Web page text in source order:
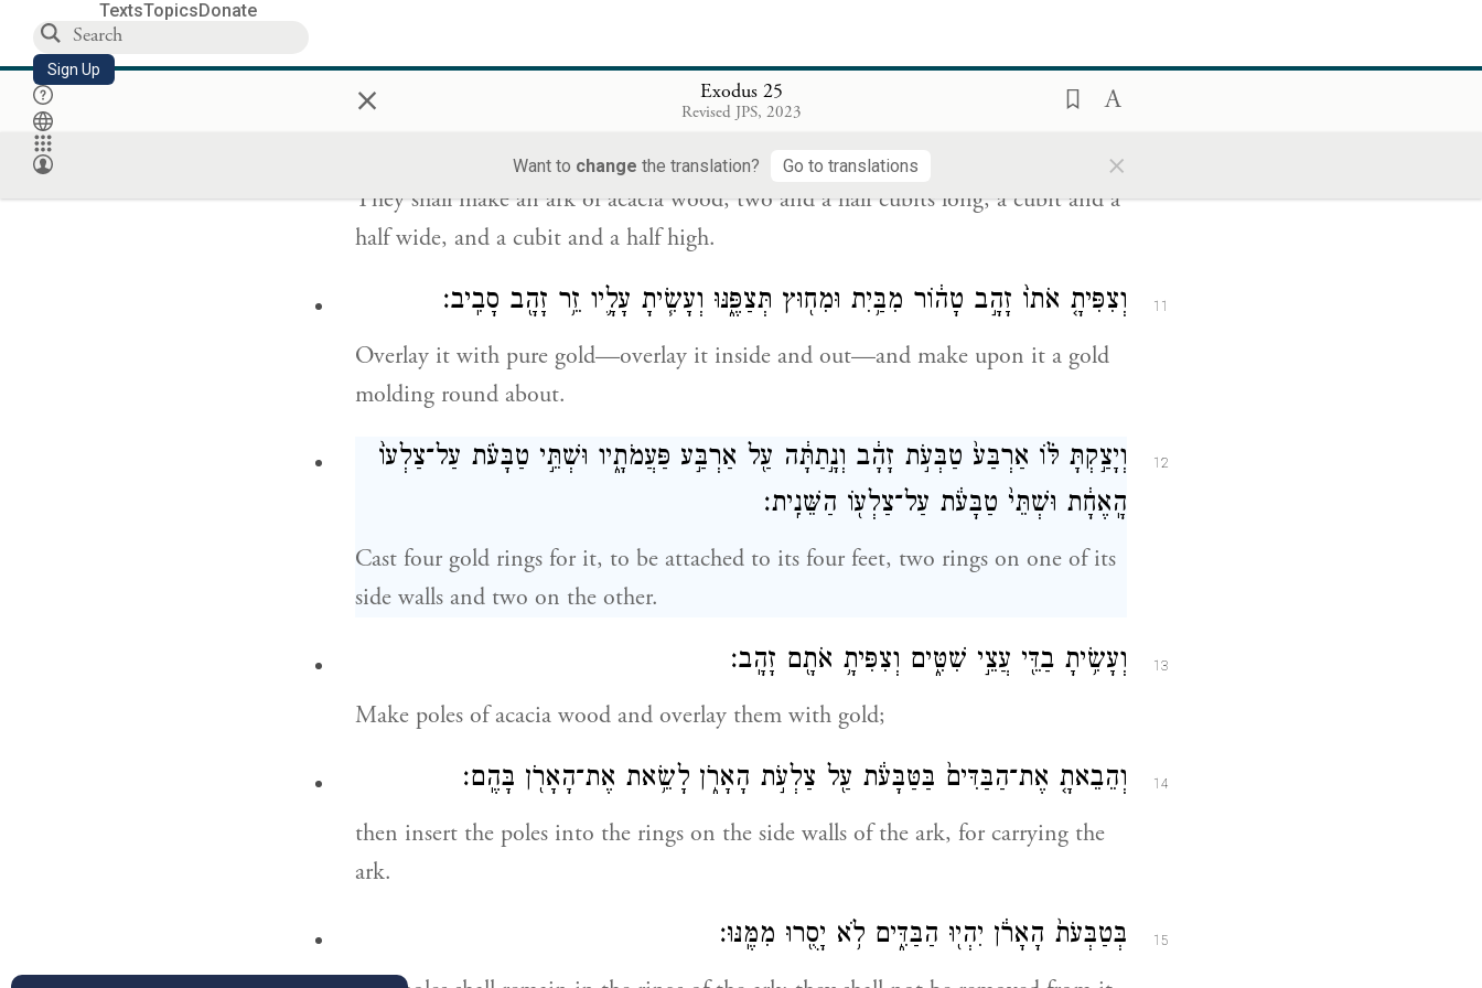
TextsTopicsDonate
Sign Up × Exodus 25
Revised JPS, 2023
Want to change the translation? Go to translations ×
They shall make an ark of acacia wood, two and a half cubits long, a cubit and a
half wide, and a cubit and a half high.
11 וְצִפִּיתָ֤ אֹתוֹ֙ זָהָ֣ב טָה֔וֹר מִבַּ֥יִת וּמִח֖וּץ תְּצַפֶּ֑נּוּ וְעָשִׂ֧יתָ עָלָ֛יו זֵ֥ר זָהָ֖ב סָבִֽיב׃
Overlay it with pure gold—overlay it inside and out—and make upon it a gold
molding round about.
12
וְיָצַ֣קְתָּ לּ֗וֹ אַרְבַּע֙ טַבְּעֹ֣ת זָהָ֔ב וְנָ֣תַתָּ֔ה עַ֖ל אַרְבַּ֣ע פַּעֲמֹתָ֑יו וּשְׁתֵּ֣י טַבָּעֹ֗ת עַל־צַלְעוֹ֙
הָֽאֶחָ֔ת וּשְׁתֵּי֙ טַבָּעֹ֔ת עַל־צַלְע֖וֹ הַשֵּׁנִֽית׃
Cast four gold rings for it, to be attached to its four feet, two rings on one of its
side walls and two on the other.
13 וְעָשִׂ֥יתָ בַדֵּ֖י עֲצֵ֣י שִׁטִּ֑ים וְצִפִּיתָ֥ אֹתָ֖ם זָהָֽב׃
Make poles of acacia wood and overlay them with gold;
14 וְהֵבֵאתָ֤ אֶת־הַבַּדִּים֙ בַּטַּבָּעֹ֔ת עַ֖ל צַלְעֹ֣ת הָאָרֹ֑ן לָשֵׂ֥את אֶת־הָאָרֹ֖ן בָּהֶֽם׃
then insert the poles into the rings on the side walls of the ark, for carrying the
ark.
15 בְּטַבְּעֹת֙ הָאָרֹ֔ן יִהְי֖וּ הַבַּדִּ֑ים לֹ֥א יָסֻ֖רוּ מִמֶּֽנּוּ׃